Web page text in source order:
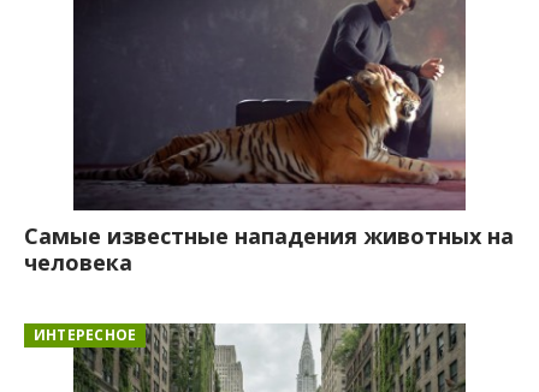
Самые известные нападения животных на
человека
ИНТЕРЕСНОЕ